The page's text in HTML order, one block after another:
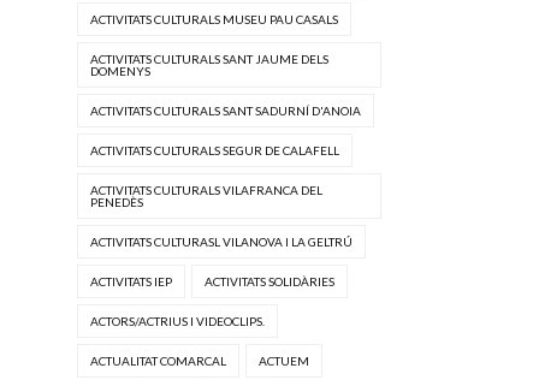
ACTIVITATS CULTURALS MUSEU PAU CASALS
ACTIVITATS CULTURALS SANT JAUME DELS
DOMENYS
ACTIVITATS CULTURALS SANT SADURNÍ D'ANOIA
ACTIVITATS CULTURALS SEGUR DE CALAFELL
ACTIVITATS CULTURALS VILAFRANCA DEL
PENEDÈS
ACTIVITATS CULTURASL VILANOVA I LA GELTRÚ
ACTIVITATS IEP ACTIVITATS SOLIDÀRIES
ACTORS/ACTRIUS I VIDEOCLIPS.
ACTUALITAT COMARCAL ACTUEM